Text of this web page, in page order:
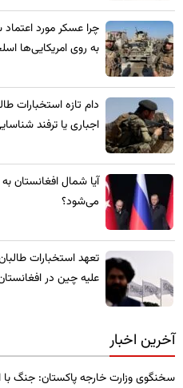
چرا عسکر مورد
به روی امریکایی‌ها
​دام تازه استخبارات
اجباری یا ترفند
​آیا شمال افغانستان
می‌شود؟
تعهد استخبارات
علیه چین در
آخرین اخبار
سخنگوی وزارت خارجه پاکستان: جنگ